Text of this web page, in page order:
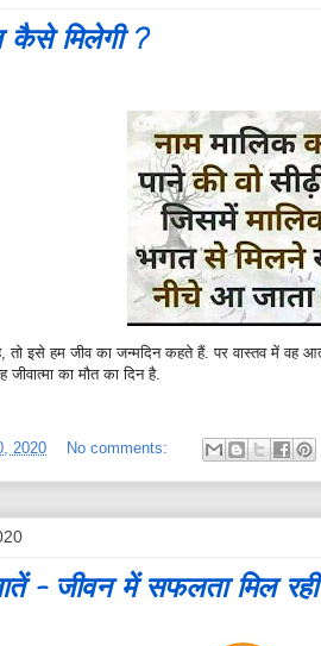
मिलेगी ?
इसे हम जीव का जन्मदिन कहते हैं. पर वास्तव में वह
जीवात्मा का मौत का दिन है.
2020 No comments:
- जीवन में सफलता मिल